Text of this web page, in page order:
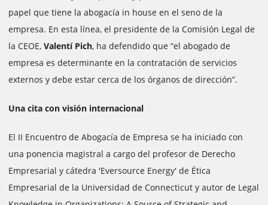
papel que tiene la abogacía in house en el seno de la
empresa. En esta línea, el presidente de la Comisión Legal de
la CEOE, Valentí Pich, ha defendido que “el abogado de
empresa es determinante en la contratación de servicios
externos y debe estar cerca de los órganos de dirección”.
Una cita con visión internacional
El II Encuentro de Abogacía de Empresa se ha iniciado con
una ponencia magistral a cargo del profesor de Derecho
Empresarial y cátedra 'Eversource Energy' de Ética
Empresarial de la Universidad de Connecticut y autor de Legal